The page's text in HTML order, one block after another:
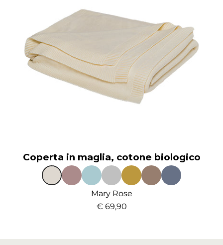
Coperta in maglia, cotone biologico
Mary Rose
€ 69,90